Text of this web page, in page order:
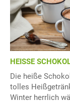
HEISSE
Die heiße
tolles
Winter herrlich